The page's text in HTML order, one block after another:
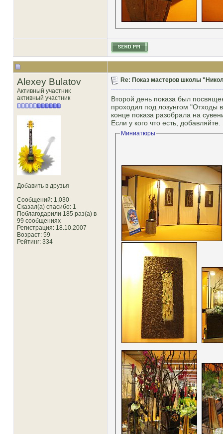
Alexey Bulatov
Активный участник
активный участник
Добавить в друзья
Сообщений: 1,030
Сказал(а) спасибо: 1
Поблагодарили 185 раз(а) в
99 сообщениях
Регистрация: 18.10.2007
Возраст: 59
Рейтинг: 334
Re: Показ мастеров школы
Второй день показа был
проходил под лозунгом "Отходы
конце показа разобрала на
Если у кого что есть, добавляйте.
Миниатюры